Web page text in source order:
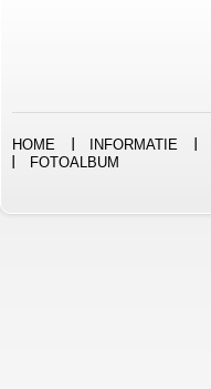
HOME INFORMATIE
FOTOALBUM